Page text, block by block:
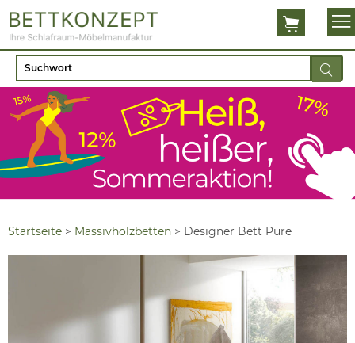
Startseite > Massivholzbetten > Designer Bett Pure